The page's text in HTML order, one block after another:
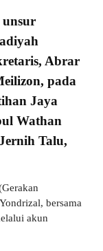
unsur
Abrar
pada
Jaya
Wathan
Talu,
bersama
akun